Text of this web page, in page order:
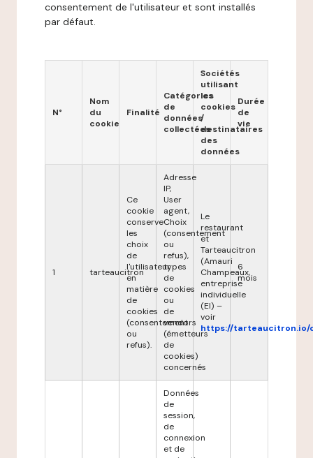
consentement de l'utilisateur et sont installés
par défaut.
N°
Nom
du
cookie
Finalité
Catégories
de
données
collectées
Sociétés
utilisant
les
cookies
/
destinataires
des
données
Durée
de
vie
1 tarteaucitron
Ce
cookie
conserve
les
choix
de
l'utilisateur
en
matière
de
cookies
(consentement
ou
refus).
Adresse
IP,
User
agent,
Choix
(consentement
ou
refus),
types
de
cookies
ou
de
vendors
(émetteurs
de
cookies)
concernés
Le
restaurant
et
Tarteaucitron
(Amauri
Champeaux,
entreprise
individuelle
(EI) –
voir
https://tarteaucitron.io/
6
mois
Données
de
session,
de
connexion
et de